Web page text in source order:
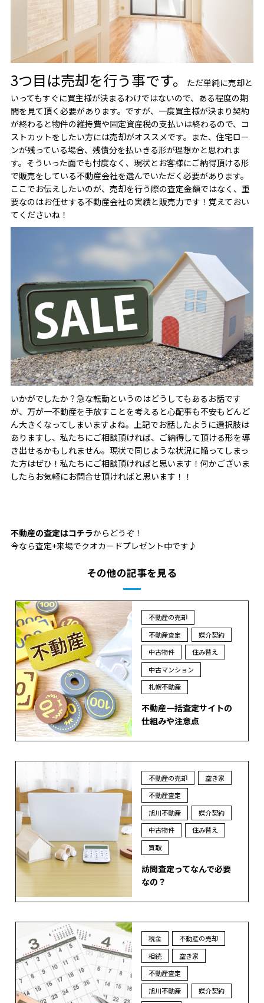
3つ目は売却を行う事です。
ただ単純に売却と
いってもすぐに買主様が決まるわけではないので、ある程度の期
間を見て頂く必要があります。ですが、一度買主様が決まり契約
が終わると物件の維持費や固定資産税の支払いは終わるので、コ
ストカットをしたい方には売却がオススメです。また、住宅ロー
ンが残っている場合、残債分を払いきる形が理想かと思われま
す。そういった面でも忖度なく、現状とお客様にご納得頂ける形
で販売をしている不動産会社を選んでいただく必要があります。
ここでお伝えしたいのが、売却を行う際の査定金額ではなく、重
要なのはお任せする不動産会社の実績と販売力です！覚えておい
てくださいね！
いかがでしたか？急な転勤というのはどうしてもあるお話です
が、万が一不動産を手放すことを考えると心配事も不安もどんど
ん大きくなってしまいますよね。上記でお話したように選択肢は
ありますし、私たちにご相談頂ければ、ご納得して頂ける形を導
き出せるかもしれません。現状で同じような状況に陥ってしまっ
た方はぜひ！私たちにご相談頂ければと思います！何かございま
したらお気軽にお問合せ頂ければと思います！！
不動産の査定はコチラからどうぞ！
今なら査定+来場でクオカードプレゼント中です♪
その他の記事を見る
不動産の売却
不動産査定
媒介契約
中古物件
住み替え
中古マンション
札幌不動産
不動産一括査定サイトの
仕組みや注意点
不動産の売却
空き家
不動産査定
旭川不動産
媒介契約
中古物件
住み替え
買取
訪問査定ってなんで必要
なの？
税金
不動産の売却
相続
空き家
不動産査定
旭川不動産
媒介契約